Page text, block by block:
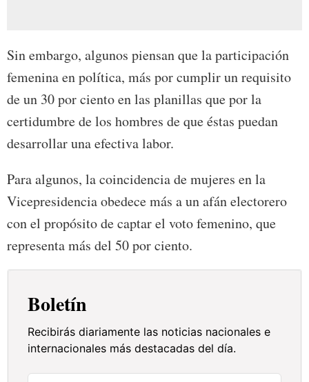
Sin embargo, algunos piensan que la participación
femenina en política, más por cumplir un requisito
de un 30 por ciento en las planillas que por la
certidumbre de los hombres de que éstas puedan
desarrollar una efectiva labor.
Para algunos, la coincidencia de mujeres en la
Vicepresidencia obedece más a un afán electorero
con el propósito de captar el voto femenino, que
representa más del 50 por ciento.
Boletín
Recibirás diariamente las noticias nacionales e
internacionales más destacadas del día.